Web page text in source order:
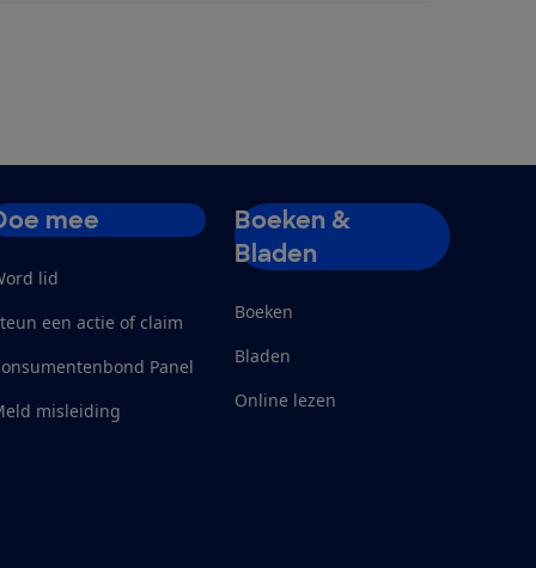
mee
lid
een actie of claim
Panel
misleiding
Boeken &
Bladen
Boeken
Bladen
Online lezen